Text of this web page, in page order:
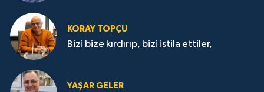
KORAY TOPÇU
Bizi bize kırdırıp, bizi istila ettiler,
YAŞAR GELER